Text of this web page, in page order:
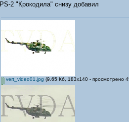
PS-2 "Крокодила" снизу добавил
vert_video01.jpg (9.65 Кб, 183x140 - просмотрено